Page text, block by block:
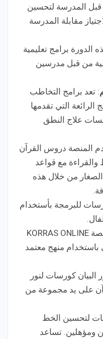
قبل المدرسة لتحسين
مقابلة المدرسة
الدورة برامج تعليمية
من قبل مدرسين
: تعد برامج التخاطب
الرائعة التي تقدمها
علاج النطق
المنصة دروس القرآن
مع قواعد
من خلال هذه
للبرمجة بأستخدام
: تقدم منصة KORRAS ONLINE
منهج معتمد
كورسات لنور
على يد مجموعة من
لتحسين الخط
ومؤهلين. تساعد